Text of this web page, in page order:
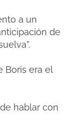
a un
de
Boris era el
hablar con